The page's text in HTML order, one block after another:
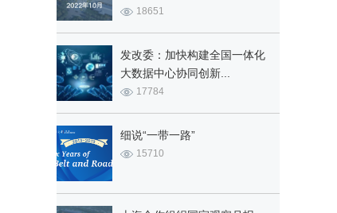
18651
发改委：加快构建全国一体化
大数据中心协同创新...
17784
细说“一带一路”
15710